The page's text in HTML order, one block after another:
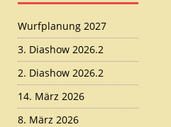
Wurfplanung 2027
3. Diashow 2026.2
2. Diashow 2026.2
14. März 2026
8. März 2026